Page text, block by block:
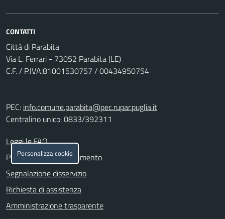
CONTATTI
Città di Parabita
Via L. Ferrari - 73052 Parabita (LE)
C.F. / P.IVA:81001530757 / 00434950754
PEC: info.comune.parabita@pec.rupar.puglia.it
Centralino unico: 0833/392311
Leggi le FAQ
Prenotazione appuntamento
Segnalazione disservizio
Richiesta di assistenza
Amministrazione trasparente
Personalizza cookie